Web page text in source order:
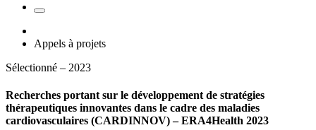
Appels à projets
Sélectionné – 2023
Recherches portant sur le développement de stratégies
thérapeutiques innovantes dans le cadre des maladies
cardiovasculaires (CARDINNOV) – ERA4Health 2023